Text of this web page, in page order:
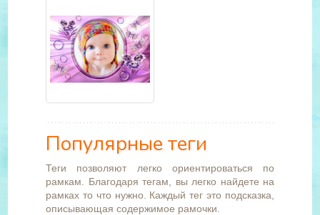
Популярные теги
Теги позволяют легко ориентироваться по
рамкам. Благодаря тегам, вы легко найдете на
рамках то что нужно. Каждый тег это подсказка,
описывающая содержимое рамочки.